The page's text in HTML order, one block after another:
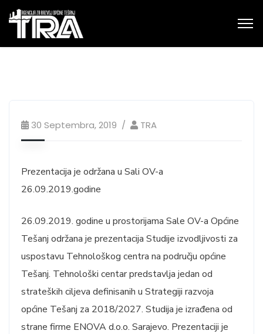
30 Septembra, 2019 TRA
Prezentacija je održana u Sali OV-a
26.09.2019.godine
26.09.2019. godine u prostorijama Sale OV-a Općine
Tešanj održana je prezentacija Studije izvodljivosti za
uspostavu Tehnološkog centra na području općine
Tešanj. Tehnološki centar predstavlja jedan od
strateških ciljeva definisanih u Strategiji razvoja
općine Tešanj za 2018/2027. Studija je izrađena od
strane firme ENOVA d.o.o. Sarajevo. Prezentaciji je